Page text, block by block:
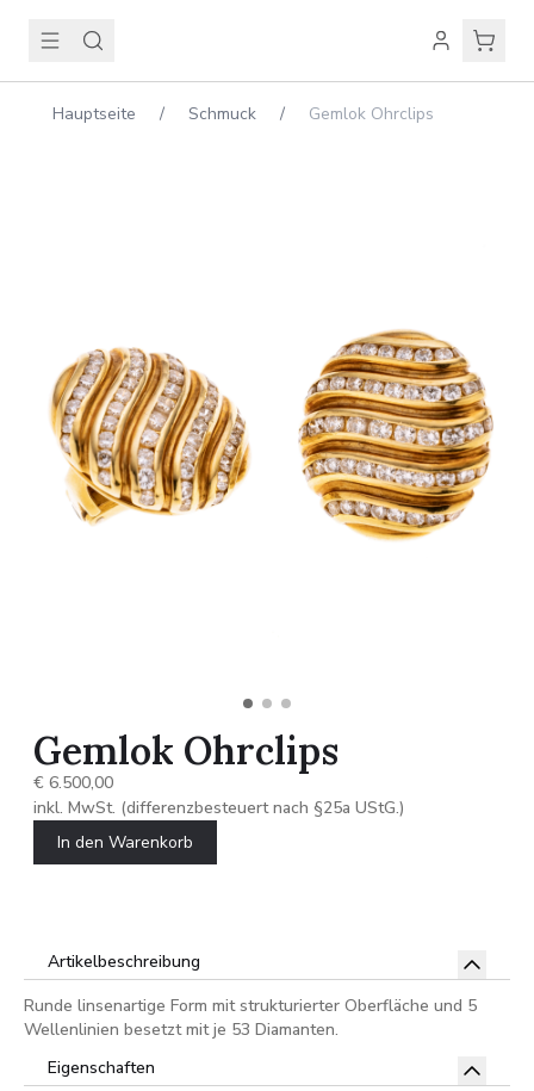
Hauptseite / Schmuck / Gemlok Ohrclips
Gemlok Ohrclips
€ 6.500,00
inkl. MwSt. (differenzbesteuert nach §25a UStG.)
In den Warenkorb
Artikelbeschreibung
Runde linsenartige Form mit strukturierter Oberfläche und 5
Wellenlinien besetzt mit je 53 Diamanten.
Eigenschaften